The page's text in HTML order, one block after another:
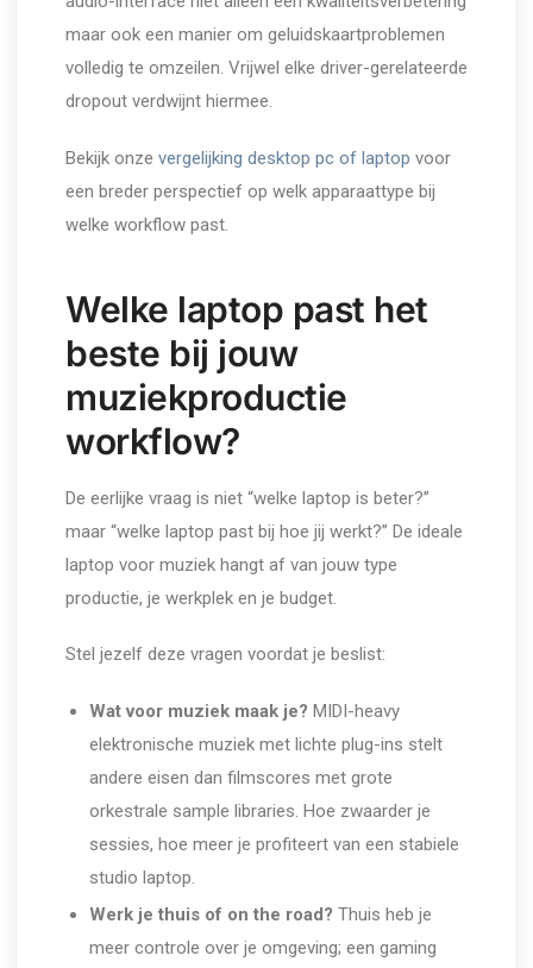
maar ook een manier om geluidskaartproblemen
volledig te omzeilen. Vrijwel elke driver-gerelateerde
dropout verdwijnt hiermee.
Bekijk onze vergelijking desktop pc of laptop voor
een breder perspectief op welk apparaattype bij
welke workflow past.
Welke laptop past het
beste bij jouw
muziekproductie
workflow?
De eerlijke vraag is niet “welke laptop is beter?”
maar “welke laptop past bij hoe jij werkt?” De ideale
laptop voor muziek hangt af van jouw type
productie, je werkplek en je budget.
Stel jezelf deze vragen voordat je beslist:
Wat voor muziek maak je? MIDI-heavy
elektronische muziek met lichte plug-ins stelt
andere eisen dan filmscores met grote
orkestrale sample libraries. Hoe zwaarder je
sessies, hoe meer je profiteert van een stabiele
studio laptop.
Werk je thuis of on the road? Thuis heb je
meer controle over je omgeving; een gaming